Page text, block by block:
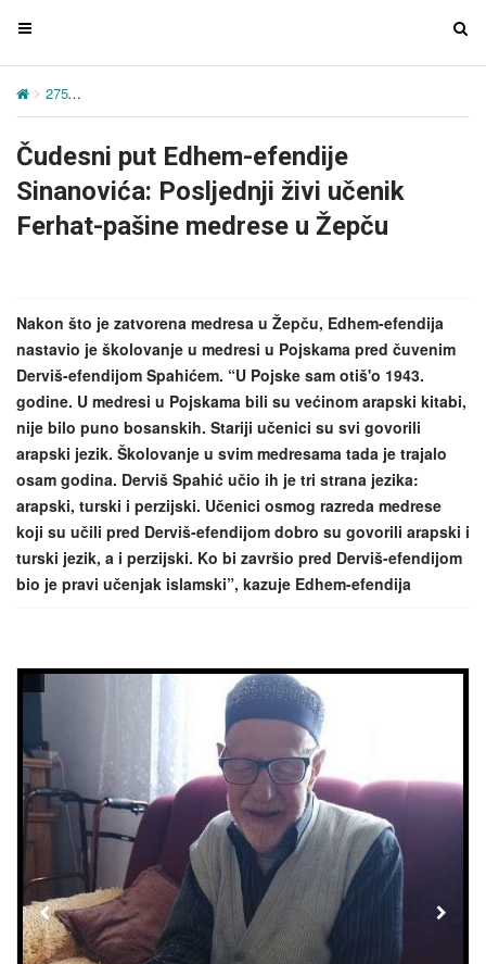
T
g
e
n
v
a
i
n
T
o
275
Čudesni put Edhem-efendije
Sinanovića: Posljednji živi učenik
Ferhat-pašine medrese u Žepču
Nakon što je zatvorena medresa u Žepču, Edhem-efendija
nastavio je školovanje u medresi u Pojskama pred čuvenim
Derviš-efendijom Spahićem. “U Pojske sam otiš'o 1943.
godine. U medresi u Pojskama bili su većinom arapski kitabi,
nije bilo puno bosanskih. Stariji učenici su svi govorili
arapski jezik. Školovanje u svim medresama tada je trajalo
osam godina. Derviš Spahić učio ih je tri strana jezika:
arapski, turski i perzijski. Učenici osmog razreda medrese
koji su učili pred Derviš-efendijom dobro su govorili arapski i
turski jezik, a i perzijski. Ko bi završio pred Derviš-efendijom
bio je pravi učenjak islamski”, kazuje Edhem-efendija